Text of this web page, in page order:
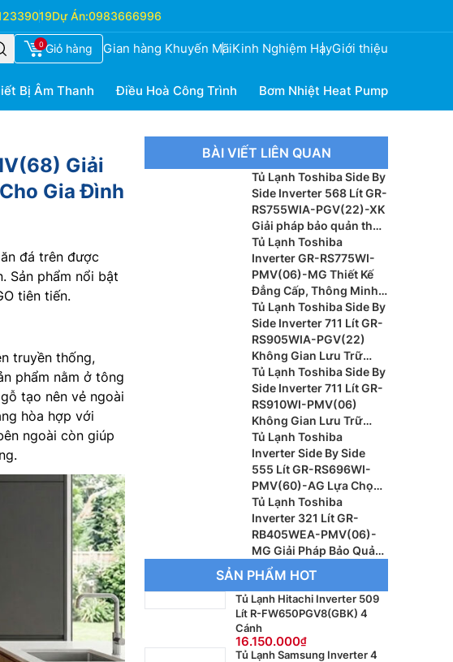
Dự Án:0983666996
0 Giỏ hàng Gian hàng Khuyến MãiKinh Nghiệm HayGiới thiệu
Bị Âm Thanh Điều Hoà Công Trình Bơm Nhiệt Heat Pump
Giải
Gia Đình
đá trên được
Sản phẩm nổi bật
tiên tiến.
truyền thống,
phẩm nằm ở tông
tạo nên vẻ ngoài
hòa hợp với
ngoài còn giúp
BÀI VIẾT LIÊN QUAN
Tủ Lạnh Toshiba Side By
Side Inverter 568 Lít GR-
RS755WIA-PGV(22)-XK
Giải pháp bảo quản thực
phẩm cao cấp
Tủ Lạnh Toshiba
Inverter GR-RS775WI-
PMV(06)-MG Thiết Kế
Đẳng Cấp, Thông Minh
Cho Gia Đình Hiện Đại
Tủ Lạnh Toshiba Side By
Side Inverter 711 Lít GR-
RS905WIA-PGV(22)
Không Gian Lưu Trữ
Rộng Lớn Cho Gia Đình
Tủ Lạnh Toshiba Side By
Side Inverter 711 Lít GR-
RS910WI-PMV(06)
Không Gian Lưu Trữ
Rộng Lớn, Công Nghệ
Hiện Đại
Tủ Lạnh Toshiba
Inverter Side By Side
555 Lít GR-RS696WI-
PMV(60)-AG Lựa Chọn
Hoàn Hảo Cho Gia Đình
Hiện Đại
Tủ Lạnh Toshiba
Inverter 321 Lít GR-
RB405WEA-PMV(06)-
MG Giải Pháp Bảo Quản
Thực Phẩm Hiện Đại Cho
Gia Đình
SẢN PHẨM HOT
Tủ Lạnh Hitachi Inverter 509
Lít R-FW650PGV8(GBK) 4
Cánh
16.150.000
Tủ Lạnh Samsung Inverter 4